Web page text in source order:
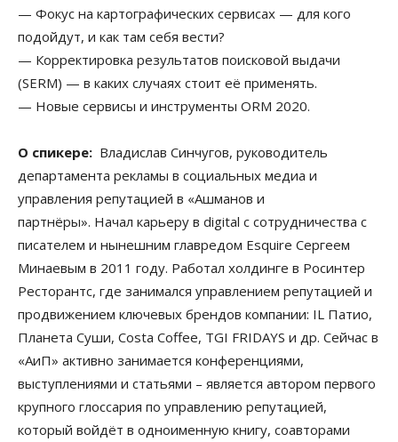
— Фокус на картографических сервисах — для кого
подойдут, и как там себя вести?
— Корректировка результатов поисковой выдачи
(SERM) — в каких случаях стоит её применять.
— Новые сервисы и инструменты ORM 2020.
О спикере: Владислав Синчугов, руководитель
департамента рекламы в социальных медиа и
управления репутацией в «Ашманов и
партнёры». Начал карьеру в digital с сотрудничества с
писателем и нынешним главредом Esquire Сергеем
Минаевым в 2011 году. Работал холдинге в Росинтер
Ресторантс, где занимался управлением репутацией и
продвижением ключевых брендов компании: IL Патио,
Планета Суши, Costa Coffee, TGI FRIDAYS и др. Сейчас в
«АиП» активно занимается конференциями,
выступлениями и статьями – является автором первого
крупного глоссария по управлению репутацией,
который войдёт в одноименную книгу, соавторами